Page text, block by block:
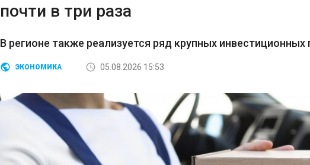
почти в три раза
В регионе также реализуется ряд крупных
ЭКОНОМИКА 05.08.2026 15:53